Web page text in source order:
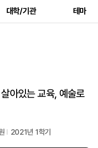
대학/기관 테마
아있는 교육, 예술로
2021년 1학기